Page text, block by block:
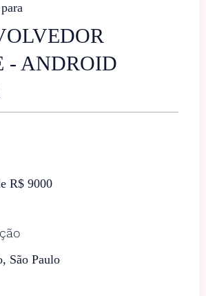
- ANDROID
R$ 9000
São Paulo